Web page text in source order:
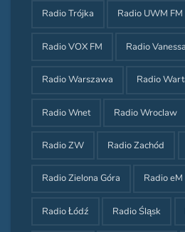
Radio Trójka Radio UWM FM
Radio VOX FM Radio Vanessa
Radio Warszawa Radio
Radio Wnet Radio Wroclaw
Radio ZW Radio Zachód
Radio Zielona Góra Radio eM
Radio Łódź Radio Śląsk